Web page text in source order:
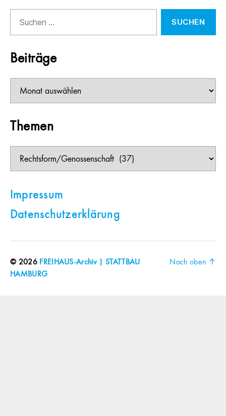
nach:
Beiträge
Themen
Impressum
Datenschutzerklärung
© 2026 FREIHAUS-Archiv | STATTBAU
HAMBURG
Nach oben ↑